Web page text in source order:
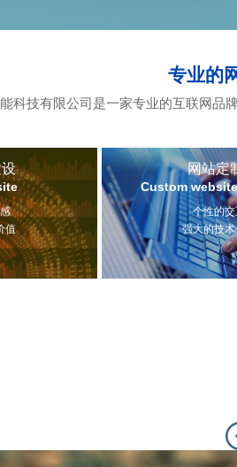
专业的
科技有限公司是一家专业的互联网品
值
网站定
Custom
个性的
强大的技